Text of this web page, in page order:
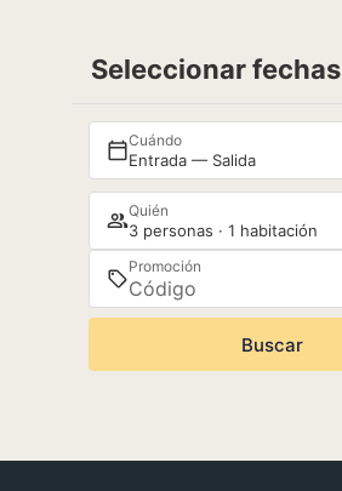
Seleccionar fechas
Cuándo
Entrada — Salida
Quién
3 personas · 1 habitación
Promoción
Buscar